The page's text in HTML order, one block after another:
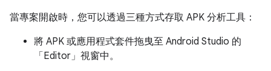
當專案開啟時，您可以透過三種方式存取 APK 分析工具：
將 APK 或應用程式套件拖曳至 Android Studio 的
「Editor」 視窗中。